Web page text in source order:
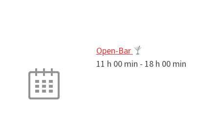
Open-Bar
11 h 00 min - 18 h 00 min